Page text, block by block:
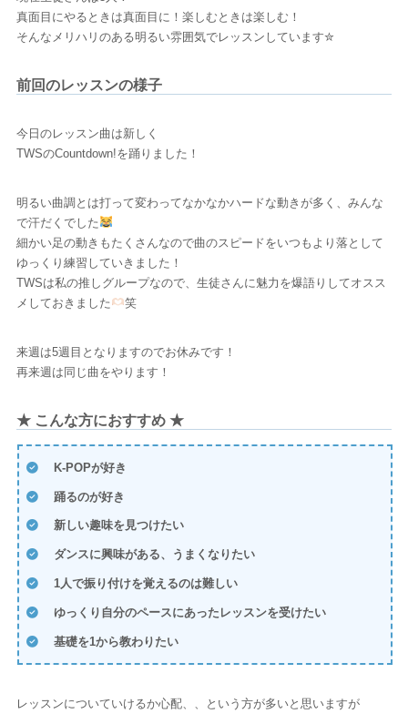
真面目にやるときは真面目に！楽しむときは楽しむ！
そんなメリハリのある明るい雰囲気でレッスンしています✮
前回のレッスンの様子
今日のレッスン曲は新しく
TWSのCountdown!を踊りました！
明るい曲調とは打って変わってなかなかハードな動きが多く、みんな
で汗だくでした
細かい足の動きもたくさんなので曲のスピードをいつもより落として
ゆっくり練習していきました！
TWSは私の推しグループなので、生徒さんに魅力を爆語りしてオスス
メしておきました
笑
来週は5週目となりますのでお休みです！
再来週は同じ曲をやります！
★ こんな方におすすめ ★
K-POPが好き
踊るのが好き
新しい趣味を見つけたい
ダンスに興味がある、うまくなりたい
1人で振り付けを覚えるのは難しい
ゆっくり自分のペースにあったレッスンを受けたい
基礎を1から教わりたい
レッスンについていけるか心配、、という方が多いと思いますが